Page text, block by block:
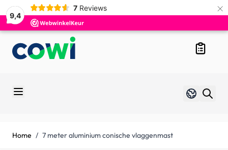
9,4
7 Reviews ×
Skip to Content
Taal
Nederlands
Home / 7 meter aluminium conische vlaggenmast